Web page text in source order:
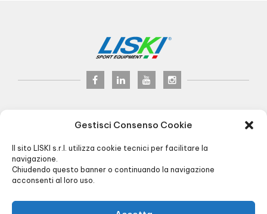
Gestisci Consenso Cookie
Il sito LISKI s.r.l. utilizza cookie tecnici per facilitare la
navigazione.
Chiudendo questo banner o continuando la navigazione
acconsenti al loro uso.
© 2024LISKI s.r.l.
Via Veneto, 8 - 24041 Brembate (BG) Italy
Pec:liski@pec.it
+39 035 4826195 INFO@LISKI.IT